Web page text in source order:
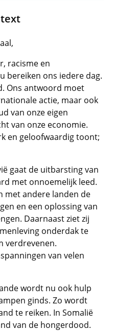
racisme en
bereiken ons iedere dag.
Ons antwoord moet
actie, maar ook
van onze eigen
van onze economie.
en geloofwaardig toont;
gaat de uitbarsting van
met onnoemelijk leed.
met andere landen de
en een oplossing van
Daarnaast ziet zij
onderdak te
verdrevenen.
van velen
wordt nu ook hulp
ginds. Zo wordt
te reiken. In Somalië
van de hongerdood.